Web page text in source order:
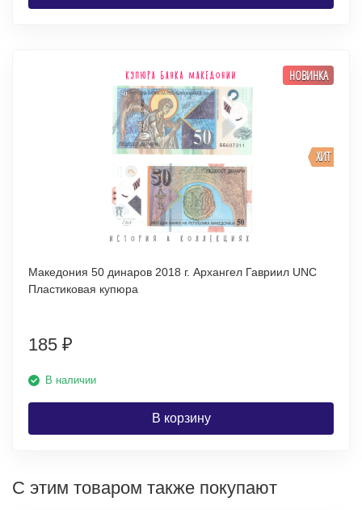
ХИТ
НОВИНКА
Македония 50 динаров 2018 г. Архангел Гавриил UNC
Пластиковая купюра
185 ₽
В наличии
В корзину
С этим товаром также покупают